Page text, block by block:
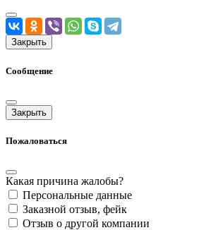
Закрыть
Сообщение
Закрыть
Пожаловаться
Какая причина жалобы?
Персональные данные
Заказной отзыв, фейк
Отзыв о другой компании